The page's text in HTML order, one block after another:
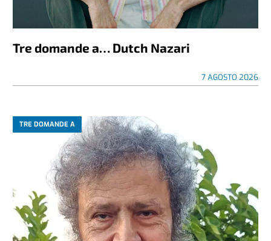
Tre domande a… Dutch Nazari
7 AGOSTO 2026
TRE DOMANDE A